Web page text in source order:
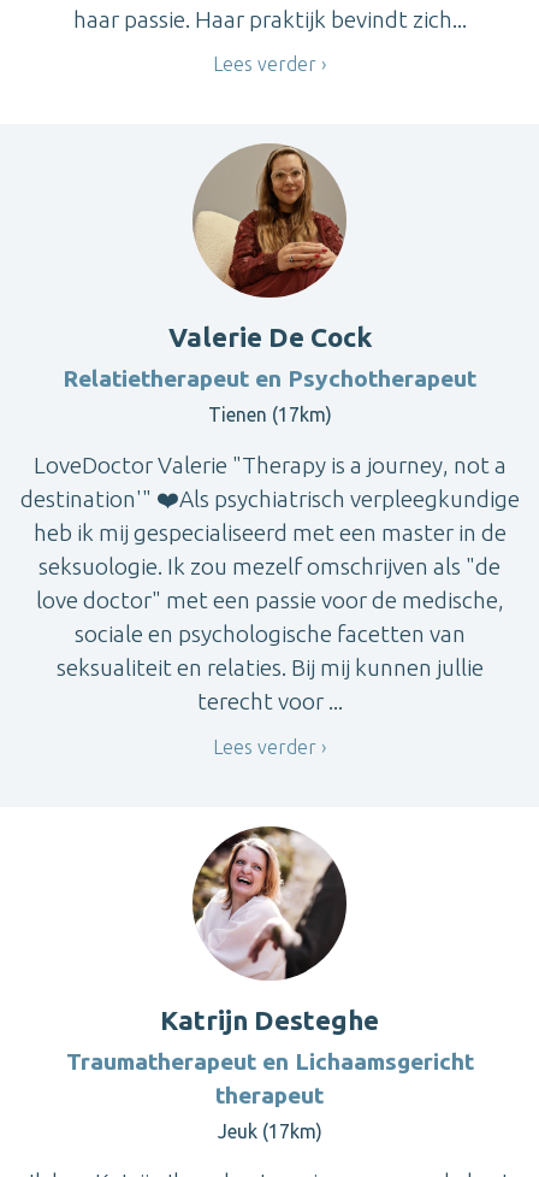
haar passie. Haar praktijk bevindt zich...
Lees verder
Valerie De Cock
Relatietherapeut en Psychotherapeut
Tienen (17km)
LoveDoctor Valerie "Therapy is a journey, not a
destination'" ❤️Als psychiatrisch verpleegkundige
heb ik mij gespecialiseerd met een master in de
seksuologie. Ik zou mezelf omschrijven als "de
love doctor" met een passie voor de medische,
sociale en psychologische facetten van
seksualiteit en relaties. Bij mij kunnen jullie
terecht voor ...
Lees verder
Katrijn Desteghe
Traumatherapeut en Lichaamsgericht
therapeut
Jeuk (17km)